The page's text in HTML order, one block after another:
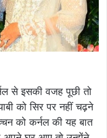
से इसकी वजह पूछी तो
को सिर पर नहीं चढ़ने
को कर्नल की यह बात